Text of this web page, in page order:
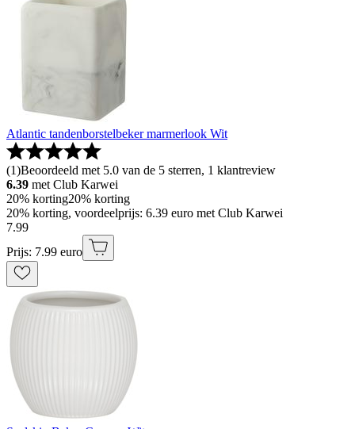
Atlantic tandenborstelbeker marmerlook Wit
(1)Beoordeeld met 5.0 van de 5 sterren, 1 klantreview
6.39 met Club Karwei
20% korting20% korting
20% korting, voordeelprijs: 6.39 euro met Club Karwei
7.99
Prijs: 7.99 euro